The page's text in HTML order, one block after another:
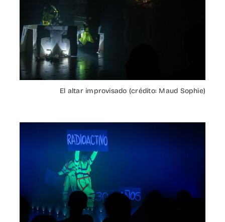
El altar improvisado (crédito: Maud Sophie)